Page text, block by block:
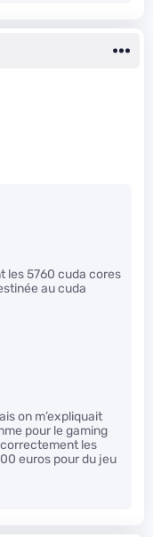
les 5760 cuda cores
au cuda
on m’expliquait
pour le gaming
les
euros pour du jeu